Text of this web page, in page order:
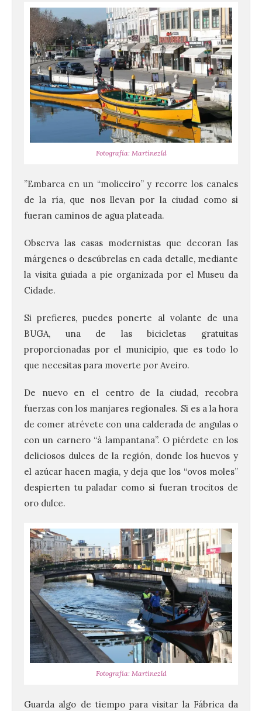
Fotografía: Martínezld
”Embarca en un “moliceiro” y recorre los canales
de la ría, que nos llevan por la ciudad como si
fueran caminos de agua plateada.
Observa las casas modernistas que decoran las
márgenes o descúbrelas en cada detalle, mediante
la visita guiada a pie organizada por el Museu da
Cidade.
Si prefieres, puedes ponerte al volante de una
BUGA, una de las bicicletas gratuitas
proporcionadas por el municipio, que es todo lo
que necesitas para moverte por Aveiro.
De nuevo en el centro de la ciudad, recobra
fuerzas con los manjares regionales. Si es a la hora
de comer atrévete con una calderada de angulas o
con un carnero “à lampantana”. O piérdete en los
deliciosos dulces de la región, donde los huevos y
el azúcar hacen magia, y deja que los “ovos moles”
despierten tu paladar como si fueran trocitos de
oro dulce.
Fotografía: Martínezld
Guarda algo de tiempo para visitar la Fábrica da